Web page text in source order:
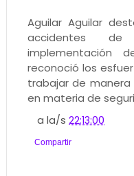
Aguilar Aguilar
accidentes
implementación
reconoció los
trabajar de
en materia de
a la/s22:13:00
Compartir